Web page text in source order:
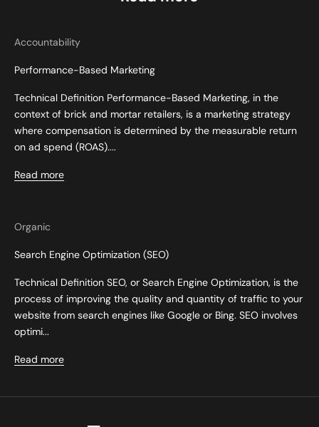
Accountability
Performance-Based Marketing
Technical Definition Performance-Based Marketing, in the
context of brick and mortar retailers, is a marketing strategy
where compensation is determined by the measurable return
on ad spend (ROAS)....
Read more
Organic
Search Engine Optimization (SEO)
Technical Definition SEO, or Search Engine Optimization, is the
process of improving the quality and quantity of traffic to your
website from search engines like Google or Bing. SEO involves
optimi...
Read more